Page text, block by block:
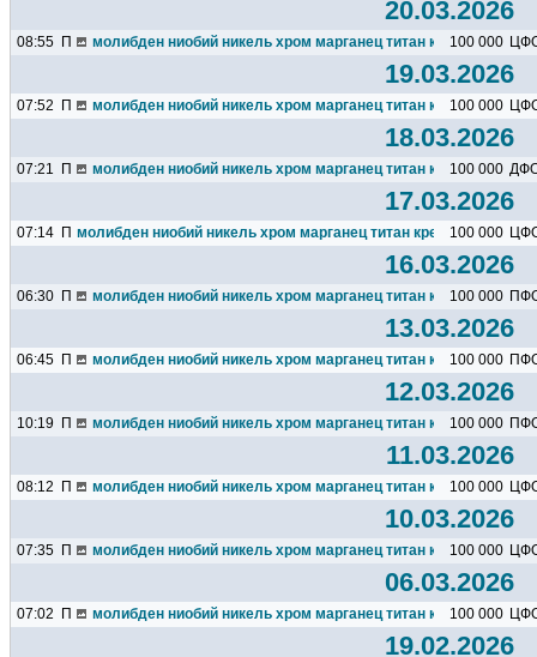
20.03.2026
08:55 П молибден ниобий никель хром марганец титан кремний чугун
100 000
19.03.2026
07:52 П молибден ниобий никель хром марганец титан кремний чугун
100 000
18.03.2026
07:21 П молибден ниобий никель хром марганец титан кремний чугун
100 000
17.03.2026
07:14 П молибден ниобий никель хром марганец титан кремний чугун
100 000
16.03.2026
06:30 П молибден ниобий никель хром марганец титан кремний чугун
100 000
13.03.2026
06:45 П молибден ниобий никель хром марганец титан кремний чугун
100 000
12.03.2026
10:19 П молибден ниобий никель хром марганец титан кремний чугун
100 000
11.03.2026
08:12 П молибден ниобий никель хром марганец титан кремний чугун
100 000
10.03.2026
07:35 П молибден ниобий никель хром марганец титан кремний чугун
100 000
06.03.2026
07:02 П молибден ниобий никель хром марганец титан кремний чугун
100 000
19.02.2026